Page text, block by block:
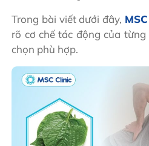
Trong bài viết dưới đây,
rõ cơ chế tác động của
chọn phù hợp.